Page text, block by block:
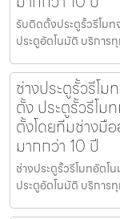
รับติดตั้งประตูรั้วรีโมท
ประตูอัตโนมัติ บริกา
ช่างประตูรั้วรีโม
ตั้ง ประตูรั้วรีโม
ตั้งโดยทีมช่างมื
มากกว่า 10 ปี
ช่างประตูรั้วรีโมทอัตโ
ประตูอัตโนมัติ บริกา